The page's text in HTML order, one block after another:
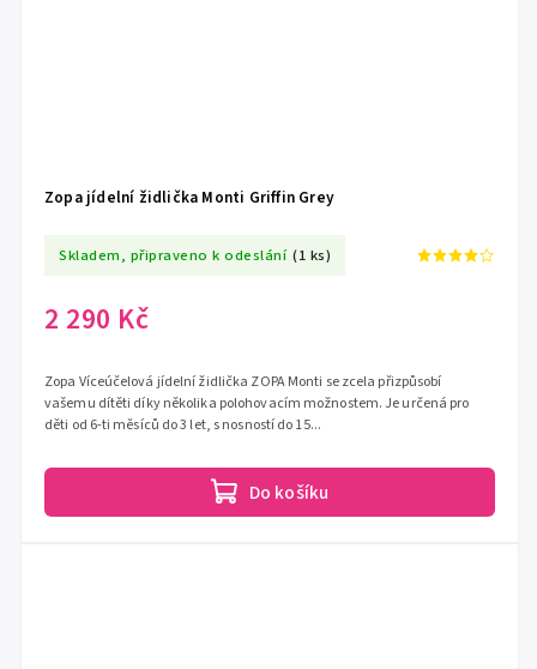
Zopa jídelní židlička Monti Griffin Grey
Skladem, připraveno k odeslání (1 ks)
2 290 Kč
Do košíku
Zopa Víceúčelová jídelní židlička ZOPA Monti se zcela přizpůsobí
vašemu dítěti díky několika polohovacím možnostem. Je určená pro
děti od 6-ti měsíců do 3 let, s nosností do 15...